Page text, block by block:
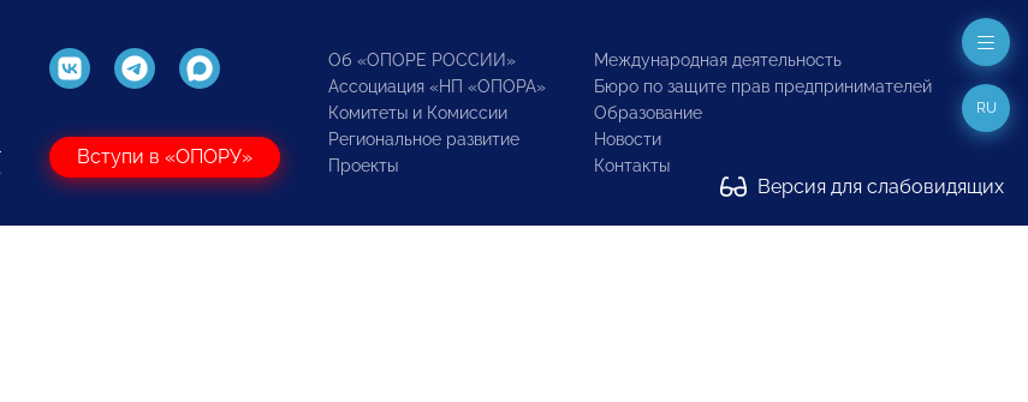
Вступи в «ОПОРУ»
Об «ОПОРЕ РОССИИ»
Ассоциация «НП «ОПОРА»
Комитеты и Комиссии
Региональное развитие
Проекты
Международная деятельность
Бюро по защите прав предпринимателей
Образование
Новости
Контакты
Версия для слабовидящих
RU